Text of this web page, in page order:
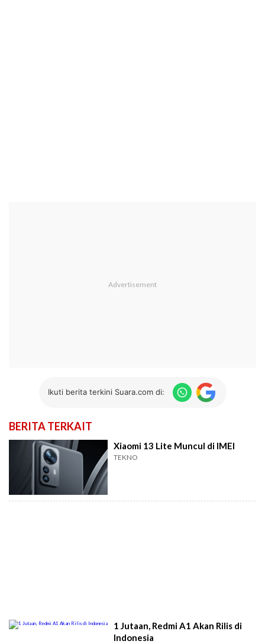
Ikuti berita terkini Suara.com di:
BERITA TERKAIT
Xiaomi 13 Lite Muncul di IMEI
TEKNO
1 Jutaan, Redmi A1 Akan Rilis di
Indonesia